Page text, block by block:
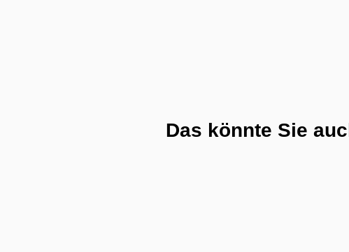
Das könnte Sie